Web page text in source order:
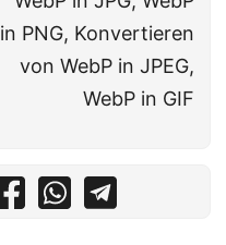
in PNG, Konvertieren
von WebP in JPEG,
WebP in GIF